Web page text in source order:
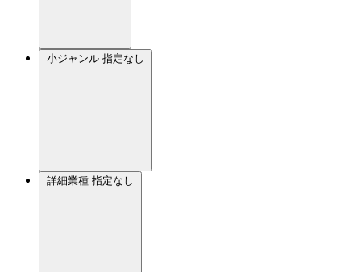
小ジャンル 指定なし
詳細業種 指定なし